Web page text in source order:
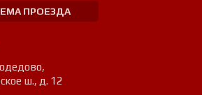
ПРОЕЗДА
,
ш., д. 12